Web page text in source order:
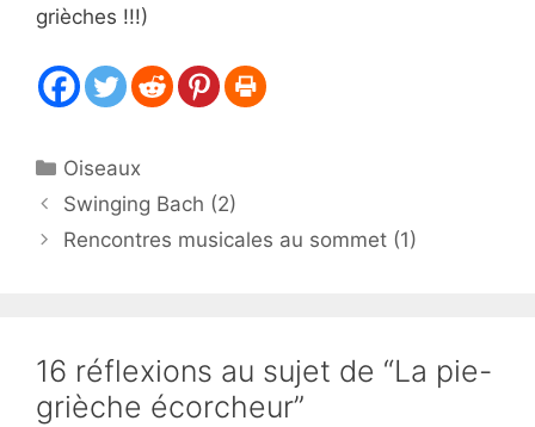
grièches !!!)
Catégories
Oiseaux
Swinging Bach (2)
Rencontres musicales au sommet (1)
16 réflexions au sujet de “La pie-
grièche écorcheur”